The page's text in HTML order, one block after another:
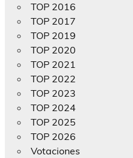
TOP 2016
TOP 2017
TOP 2019
TOP 2020
TOP 2021
TOP 2022
TOP 2023
TOP 2024
TOP 2025
TOP 2026
Votaciones